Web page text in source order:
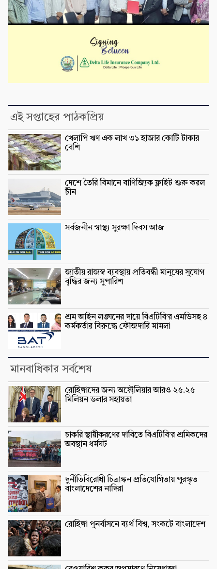
এই সপ্তাহের পাঠকপ্রিয়
খেলাপি ঋণ এক লাখ ৩১ হাজার কোটি টাকার
বেশি
দেশে তৈরি বিমানে বাণিজ্যিক ফ্লাইট শুরু করল
চীন
সর্বজনীন স্বাস্থ্য সুরক্ষা দিবস আজ
জাতীয় রাজস্ব ব্যবস্থায় প্রতিবন্ধী মানুষের সুযোগ
বৃদ্ধির জন্য সুপারিশ
শ্রম আইন লঙ্ঘনের দায়ে বিএটিবি’র এমডিসহ ৪
কর্মকর্তার বিরুদ্ধে ফৌজদারি মামলা
মানবাধিকার সর্বশেষ
রোহিঙ্গাদের জন্য অস্ট্রেলিয়ার আরও ২৫.২৫
মিলিয়ন ডলার সহায়তা
চাকরি স্থায়ীকরণের দাবিতে বিএটিবি’র শ্রমিকদের
অবস্থান ধর্মঘট
দুর্নীতিবিরোধী চিত্রাঙ্কন প্রতিযোগিতায় পুরস্কৃত
বাংলাদেশের নাদিরা
রোহিঙ্গা পুনর্বাসনে ব্যর্থ বিশ্ব, সংকটে বাংলাদেশ